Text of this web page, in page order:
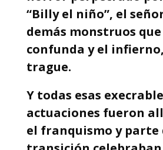
“Billy el niño”, el
demás monstruos
confunda y el
trague.
Y todas esas
actuaciones fueron
el franquismo y parte